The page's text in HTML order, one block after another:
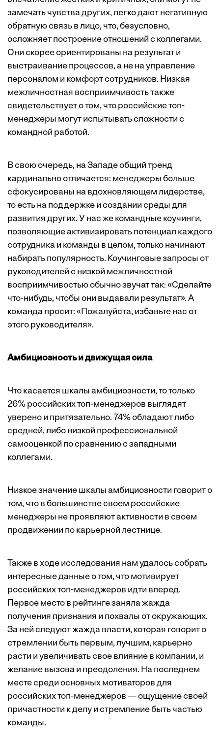
замечать чувства других, легко дают негативную
обратную связь в лицо, что, безусловно,
осложняет построение отношений с коллегами.
Они скорее ориентированы на результат и
выстраивание процессов, а не на управление
персоналом и комфорт сотрудников. Низкая
межличностная восприимчивость также
свидетельствует о том, что российские топ-
менеджеры могут испытывать сложности с
командной работой.
В свою очередь, на Западе общий тренд
кардинально отличается: менеджеры больше
сфокусированы на вдохновляющем лидерстве,
то есть на поддержке и создании среды для
развития других. У нас же командные коучинги,
позволяющие активизировать потенциал каждого
сотрудника и команды в целом, только начинают
набирать популярность. Коучинговые запросы от
руководителей с низкой межличностной
восприимчивостью обычно звучат так: «Сделайте
что-нибудь, чтобы они выдавали результат». А
команда просит: «Пожалуйста, избавьте нас от
этого руководителя».
Амбициозность и движущая сила
Что касается шкалы амбициозности, то только
26% российских топ-менеджеров выглядят
уверено и притязательно. 74% обладают либо
средней, либо низкой профессиональной
самооценкой по сравнению с западными
коллегами.
Низкое значение шкалы амбициозности говорит о
том, что в большинстве своем российские
менеджеры не проявляют активности в своем
продвижении по карьерной лестнице.
Также в ходе исследования нам удалось собрать
интересные данные о том, что мотивирует
российских топ-менеджеров идти вперед.
Первое место в рейтинге заняла жажда
получения признания и похвалы от окружающих.
За ней следуют жажда власти, которая говорит о
стремлении быть первым, лучшим, карьерно
расти и увеличивать свое влияние в компании, и
желание вызова и преодоления. На последнем
месте среди основных мотиваторов для
российских топ-менеджеров — ощущение своей
причастности к делу и стремление быть частью
команды.